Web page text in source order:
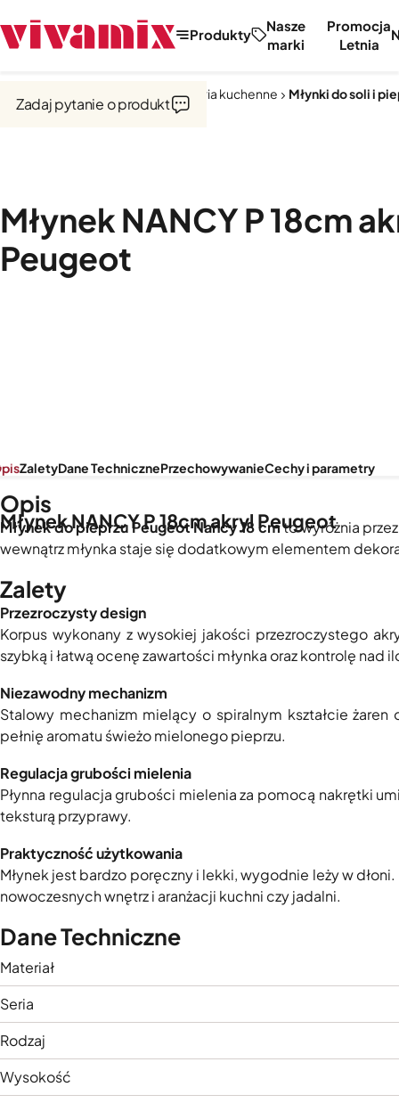
Produkty
Nasze
marki
Promocja
Letnia
Narzędzia i akcesoria kuchenne Młynki do soli i
Młynek NANCY P 18cm
Peugeot
Zadaj pytanie o produkt
Młynek NANCY P 18cm akryl Peugeot
ZaletyDane TechnicznePrzechowywanieCechy i parametry
Opis
Młynek do pieprzu Peugeot Nancy 18 cmto wyróżnia
wewnątrz młynka staje się dodatkowym elementem
Zalety
Przezroczysty design
Korpus wykonany z wysokiej jakości przezroczystego
szybką i łatwą ocenę zawartości młynka oraz kontrolę nad
Niezawodny mechanizm
Stalowy mechanizm mielący o spiralnym kształcie
pełnię aromatu świeżo mielonego pieprzu.
Regulacja grubości mielenia
Płynna regulacja grubości mielenia za pomocą nakrętki
teksturą przyprawy.
Praktyczność użytkowania
Młynek jest bardzo poręczny i lekki, wygodnie leży w
nowoczesnych wnętrz i aranżacji kuchni czy jadalni.
Dane Techniczne
Materiał
Seria
Rodzaj
Wysokość